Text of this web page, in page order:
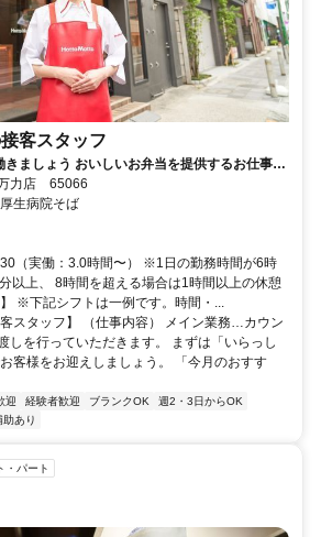
客スタッフ
ましょう おいしいお弁当を提供するお仕事で
力店 65066
生病院そば
（実働：3.0時間〜） ※1日の勤務時間が6時
以上、 8時間を超える場合は1時間以上の休憩
※下記シフトは一例です。時間・...
スタッフ】 （仕事内容） メイン業務…カウン
しを行っていただきます。 まずは「いらっし
客様をお迎えしましょう。 「今月のおすす
迎 経験者歓迎 ブランクOK
週2・3日からOK
助あり
・パート